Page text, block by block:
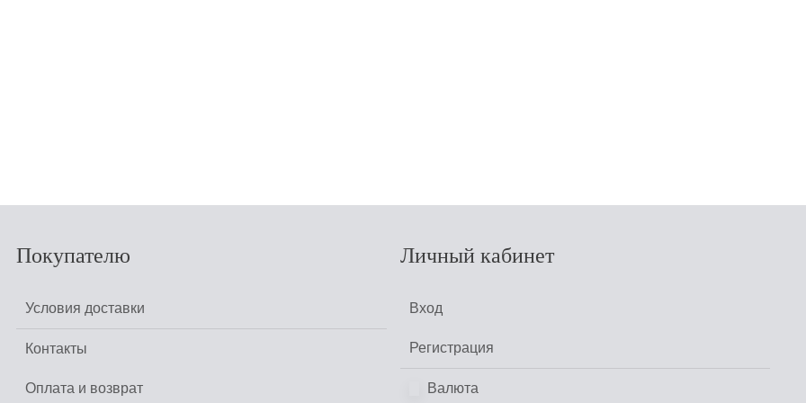
Покупателю
Условия доставки
Контакты
Оплата и возврат
Личный кабинет
Вход
Регистрация
Валюта